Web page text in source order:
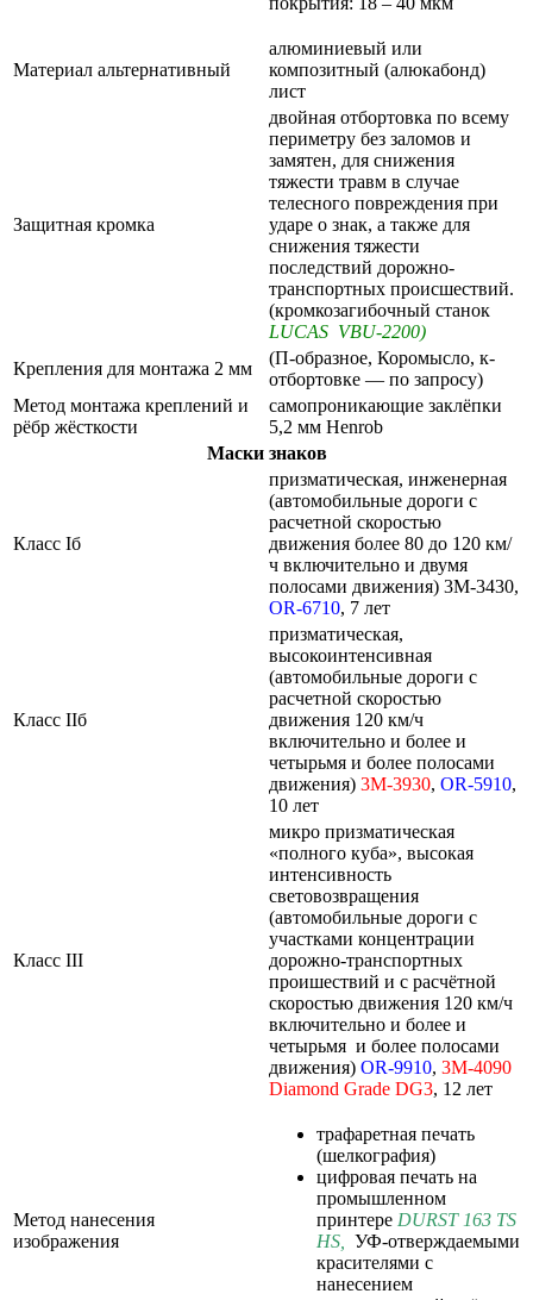
Материал альтернативный
алюминиевый или
композитный (алюкабонд)
лист
Защитная кромка
двойная отбортовка по всему
периметру без заломов и
замятен, для снижения
тяжести травм в случае
телесного повреждения при
ударе о знак, а также для
снижения тяжести
последствий дорожно-
транспортных происшествий.
(кромкозагибочный станок
LUCAS VBU-2200)
Крепления для монтажа 2 мм
(П-образное, Коромысло, к-
отбортовке — по запросу)
Метод монтажа креплений и
рёбр жёсткости
самопроникающие заклёпки
5,2 мм Henrob
Маски знаков
Класс Iб
призматическая, инженерная
(автомобильные дороги с
расчетной скоростью
движения более 80 до 120 км/
ч включительно и двумя
полосами движения) 3M-3430,
OR-6710, 7 лет
Класс IIб
призматическая,
высокоинтенсивная
(автомобильные дороги с
расчетной скоростью
движения 120 км/ч
включительно и более и
четырьмя и более полосами
движения) 3M-3930, OR-5910,
10 лет
Класс III
микро призматическая
«полного куба», высокая
интенсивность
световозвращения
(автомобильные дороги с
участками концентрации
дорожно-транспортных
проишествий и с расчётной
скоростью движения 120 км/ч
включительно и более и
четырьмя и более полосами
движения) OR-9910, 3M-4090
Diamond Grade DG3, 12 лет
Метод нанесения
изображения
трафаретная печать
(шелкография)
цифровая печать на
промышленном
принтере DURST 163 TS
HS
УФ-отверждаемыми
красителями с
нанесением